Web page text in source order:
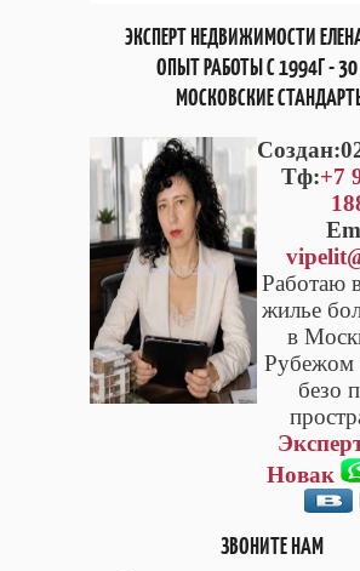
ЭКСПЕРТ НЕДВИЖИМОСТИ
ОПЫТ РАБОТЫ С 1994Г -
МОСКОВСКИЕ
Тф:+7
Работаю
жилье
в
Рубежом
безо
Новак
ЗВОНИТЕ НАМ